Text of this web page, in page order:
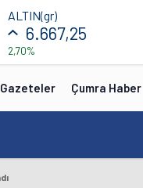
ALTIN(gr)
6.667,25
2,70%
Gazeteler Çumra Haber